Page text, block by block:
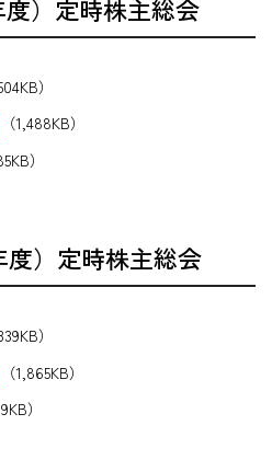
度）定時株主総会
）
（1,488KB）
）
度）定時株主総会
）
（1,865KB）
）